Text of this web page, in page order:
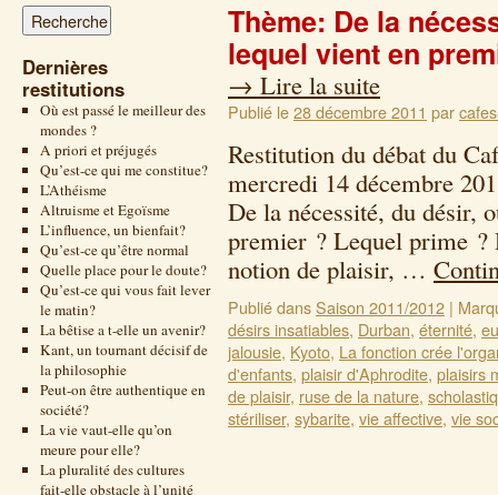
Dernières
restitutions
Où est passé le meilleur des
mondes ?
A priori et préjugés
Qu’est-ce qui me constitue?
L’Athéisme
Altruisme et Egoïsme
L’influence, un bienfait?
Qu’est-ce qu’être normal
Quelle place pour le doute?
Qu’est-ce qui vous fait lever
le matin?
La bêtise a t-elle un avenir?
Kant, un tournant décisif de
la philosophie
Peut-on être authentique en
société?
La vie vaut-elle qu’on
meure pour elle?
La pluralité des cultures
fait-elle obstacle à l’unité
Thème: De la
lequel vient en
→ Lire la suite
Publié le28 décembre 2011 par
Restitution du débat du
mercredi 14 décembre
De la nécessité, du désir,
premier ? Lequel prime ?
notion de plaisir, …
Publié dansSaison 2011/2012 |
désirs insatiables, Durban, éternité,
jalousie, Kyoto, La fonction crée
d'enfants, plaisir d'Aphrodite, plaisirs
de plaisir, ruse de la nature,
stériliser, sybarite, vie affective, vie